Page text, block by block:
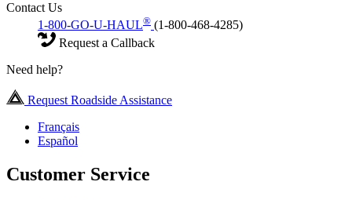
Contact Us
1-800-GO-U-HAUL® (1-800-468-4285)
Request a Callback
Need help?
Request Roadside Assistance
Français
Español
Customer Service